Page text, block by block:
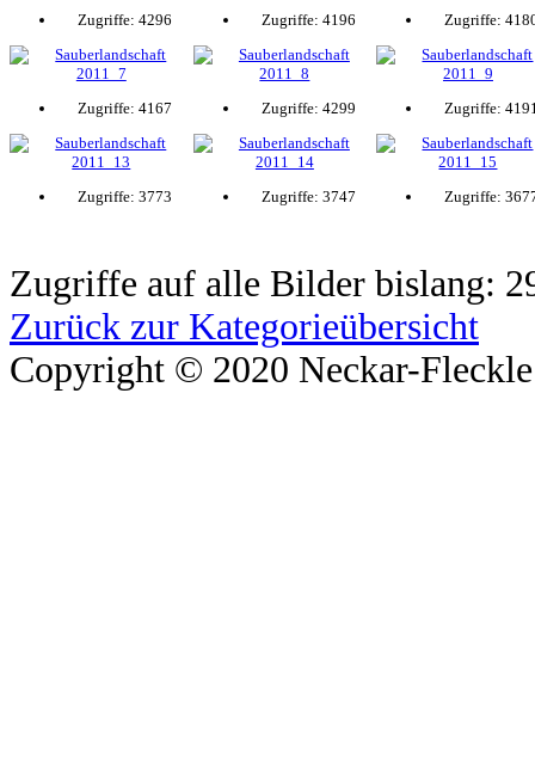
Zugriffe: 4296 Zugriffe: 4196 Zugriffe:
Zugriffe: 4167 Zugriffe: 4299 Zugriffe:
Zugriffe: 3773 Zugriffe: 3747 Zugriffe:
Zugriffe auf alle Bilder bislang:
Zurück zur Kategorieübersicht
Copyright © 2020 Neckar-